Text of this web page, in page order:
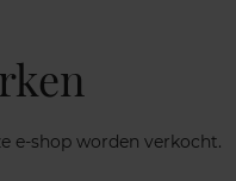
e-shop worden verkocht.